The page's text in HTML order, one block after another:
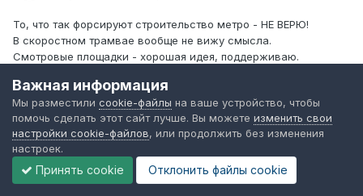
То, что так форсируют строительство метро - НЕ ВЕРЮ!
В скоростном трамвае вообще не вижу смысла.
Смотровые площадки - хорошая идея, поддерживаю.
Мало того, что надо их красиво вписать в облик города, еще
надо учитывать инфраструктуру, чтоб не было как рядом с
некоторыми крупными ТРК - из-за паркующихся автоуродов
нормально не проедешь.
Про дублеры дорог и жилплощадь - не интересовался.
Скорее всего, хорошее дело утонет в бюрократии.
Важная информация
Мы разместили cookie-файлы на ваше устройство, чтобы
помочь сделать этот сайт лучше. Вы можете изменить свои
настройки cookie-файлов, или продолжить без изменения
настроек.
Принять cookie Отклонить файлы сookie